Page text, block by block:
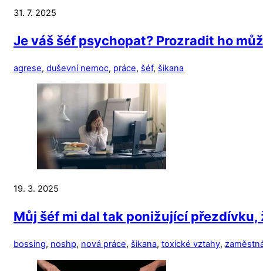
31. 7. 2025
Je váš šéf psychopat? Prozradit ho
agrese, duševní nemoc, práce, šéf, šikana
19. 3. 2025
Můj šéf mi dal tak ponižující
bossing, noshp, nová práce, šikana, toxické vztahy,